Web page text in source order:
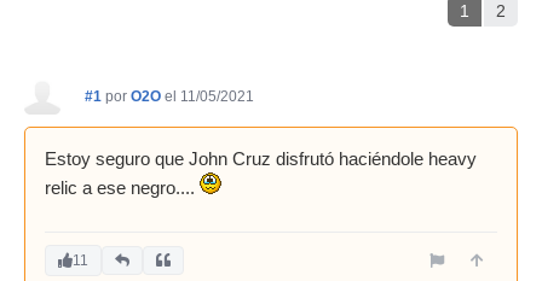
1 2
#1 por O2O el 11/05/2021
Estoy seguro que John Cruz disfrutó haciéndole heavy
relic a ese negro....
11